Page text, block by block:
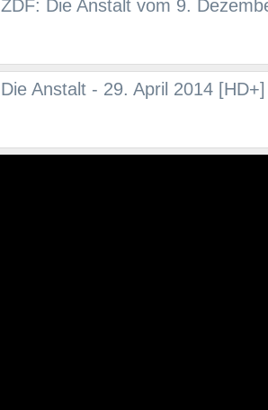
ZDF: Die Anstalt vom 9.
Die Anstalt - 29. April 2014